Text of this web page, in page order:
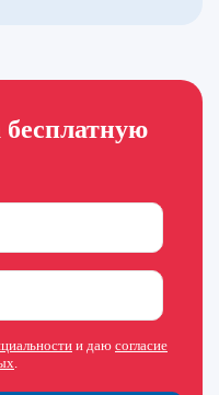
бесплатную
и даю согласие
.